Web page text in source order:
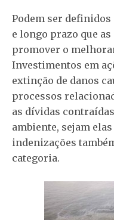
Podem ser definidos
e longo prazo que
promover o
Investimentos em
extinção de danos
processos
as dívidas
ambiente, sejam
indenizações
categoria.